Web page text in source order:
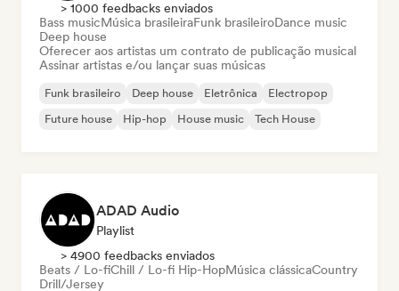
> 1000 feedbacks enviados
Bass musicMúsica brasileiraFunk brasileiroDance music
Deep house
Oferecer aos artistas um contrato de publicação musical
Assinar artistas e/ou lançar suas músicas
Funk brasileiro Deep house Eletrônica
Electropop
Future house
Hip-hop House music Tech House
ADAD Audio
Playlist
> 4900 feedbacks enviados
Beats / Lo-fiChill / Lo-fi Hip-HopMúsica clássicaCountry
Drill/Jersey